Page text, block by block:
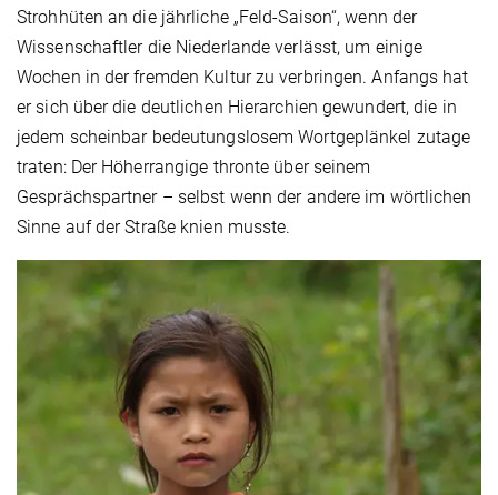
Strohhüten an die jährliche „Feld-Saison“, wenn der
Wissenschaftler die Niederlande verlässt, um einige
Wochen in der fremden Kultur zu verbringen. Anfangs hat
er sich über die deutlichen Hierarchien gewundert, die in
jedem scheinbar bedeutungslosem Wortgeplänkel zutage
traten: Der Höherrangige thronte über seinem
Gesprächspartner – selbst wenn der andere im wörtlichen
Sinne auf der Straße knien musste.